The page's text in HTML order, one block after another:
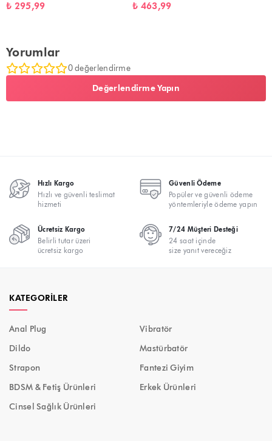
₺ 295,99 ₺ 463,99
Yorumlar
0 değerlendirme
Değerlendirme Yapın
Hızlı Kargo
Hızlı ve güvenli teslimat
hizmeti
Güvenli Ödeme
Popüler ve güvenli ödeme
yöntemleriyle ödeme yapın
Ücretsiz Kargo
Belirli tutar üzeri
ücretsiz kargo
7/24 Müşteri Desteği
24 saat içinde
size yanıt vereceğiz
KATEGORILER
Anal Plug
Vibratör
Dildo
Mastürbatör
Strapon
Fantezi Giyim
BDSM & Fetiş Ürünleri
Erkek Ürünleri
Cinsel Sağlık Ürünleri